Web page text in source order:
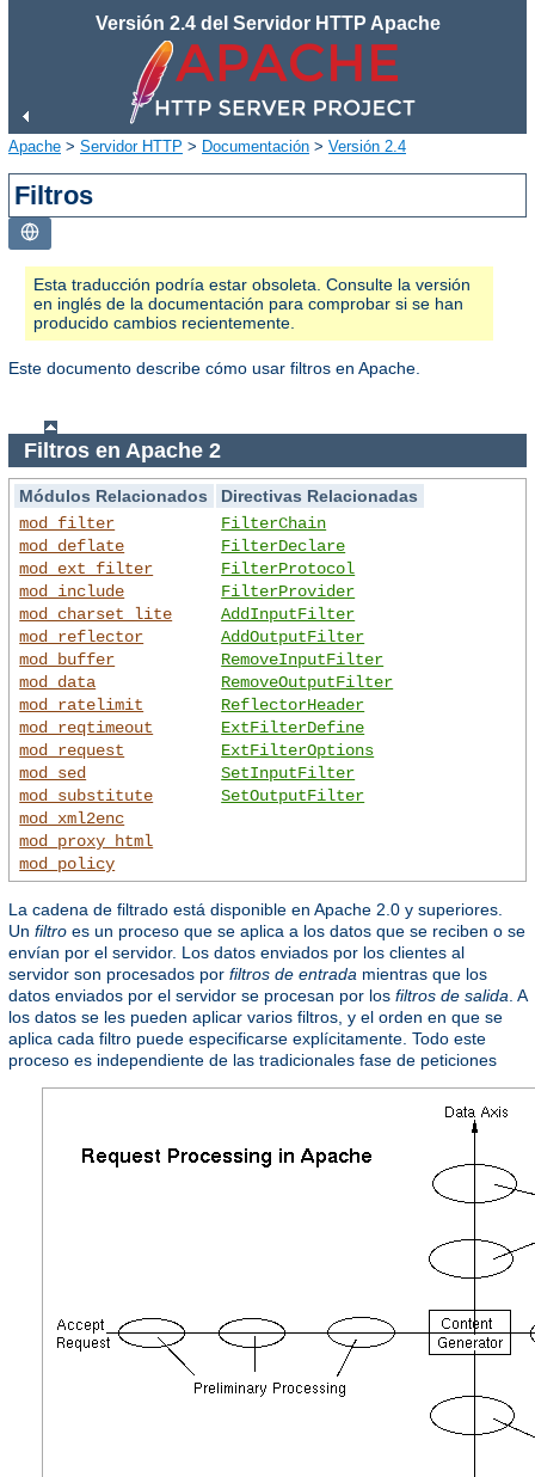
Versión 2.4 del Servidor HTTP Apache
Apache > Servidor HTTP > Documentación > Versión 2.4
Filtros
Esta traducción podría estar obsoleta. Consulte la versión
en inglés de la documentación para comprobar si se han
producido cambios recientemente.
Este documento describe cómo usar filtros en Apache.
Filtros en Apache 2
Módulos Relacionados
Directivas Relacionadas
mod_filter
mod_deflate
mod_ext_filter
mod_include
mod_charset_lite
mod_reflector
mod_buffer
mod_data
mod_ratelimit
mod_reqtimeout
mod_request
mod_sed
mod_substitute
mod_xml2enc
mod_proxy_html
mod_policy
FilterChain
FilterDeclare
FilterProtocol
FilterProvider
AddInputFilter
AddOutputFilter
RemoveInputFilter
RemoveOutputFilter
ReflectorHeader
ExtFilterDefine
ExtFilterOptions
SetInputFilter
SetOutputFilter
La cadena de filtrado está disponible en Apache 2.0 y superiores.
Un filtro es un proceso que se aplica a los datos que se reciben o se
envían por el servidor. Los datos enviados por los clientes al
servidor son procesados por filtros de entrada mientras que los
datos enviados por el servidor se procesan por los filtros de salida . A
los datos se les pueden aplicar varios filtros, y el orden en que se
aplica cada filtro puede especificarse explícitamente. Todo este
proceso es independiente de las tradicionales fase de peticiones